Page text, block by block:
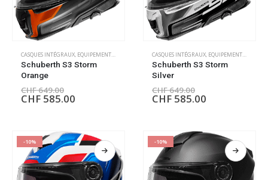
CASQUES INTÉGRAUX, EQUIPEMENT PILOTE
Schuberth S3 Storm
Orange
CHF649.00
CHF 585.00
CASQUES INTÉGRAUX, EQUIPEMENT PILOTE
Schuberth S3 Storm
Silver
CHF649.00
CHF 585.00
-10% -10%